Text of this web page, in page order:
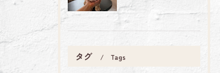
タグ Tags